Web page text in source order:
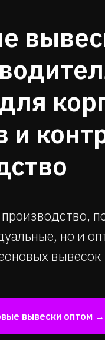
и
производство,
но и
вывесок
вывески оптом →